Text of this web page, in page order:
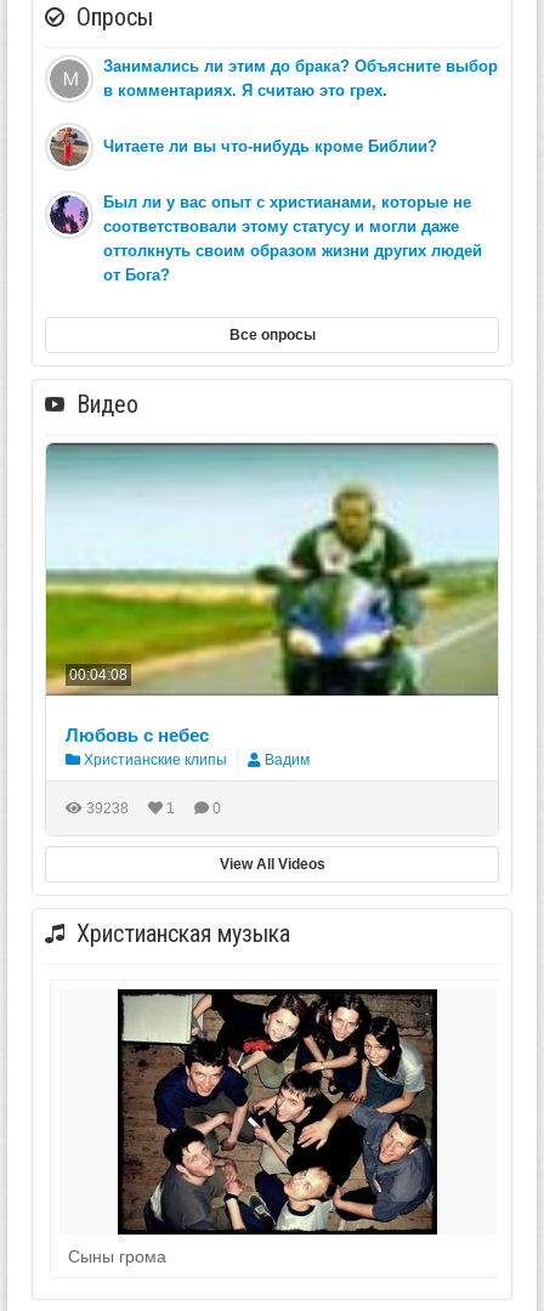
Опросы
Занимались ли этим до брака? Объясните выбор
в комментариях. Я считаю это грех.
Читаете ли вы что-нибудь кроме Библии?
Был ли у вас опыт с христианами, которые не
соответствовали этому статусу и могли даже
оттолкнуть своим образом жизни других людей
от Бога?
Все опросы
Видео
00:04:08
Любовь с небес
Христианские клипы Вадим
39238 1 0
View All Videos
Христианская музыка
Сыны грома